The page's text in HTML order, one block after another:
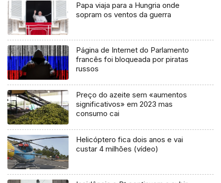
Papa viaja para a Hungria onde
sopram os ventos da guerra
Página de Internet do Parlamento
francês foi bloqueada por piratas
russos
Preço do azeite sem «aumentos
significativos» em 2023 mas
consumo cai
Helicóptero fica dois anos e vai
custar 4 milhões (vídeo)